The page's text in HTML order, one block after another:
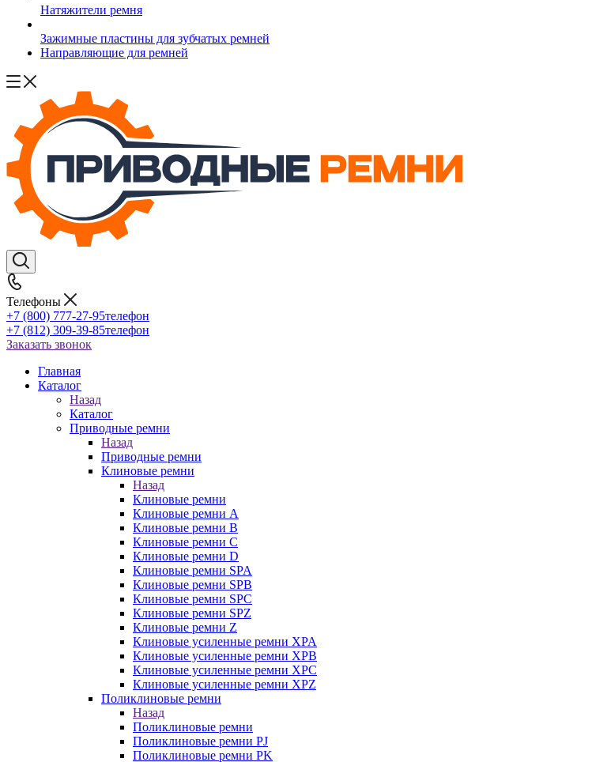
Натяжители ремня
Зажимные пластины для зубчатых ремней
Направляющие для ремней
Телефоны
+7 (800) 777-27-95телефон
+7 (812) 309-39-85телефон
Заказать звонок
Главная
Каталог
Назад
Каталог
Приводные ремни
Назад
Приводные ремни
Клиновые ремни
Назад
Клиновые ремни
Клиновые ремни A
Клиновые ремни B
Клиновые ремни C
Клиновые ремни D
Клиновые ремни SPA
Клиновые ремни SPB
Клиновые ремни SPC
Клиновые ремни SPZ
Клиновые ремни Z
Клиновые усиленные ремни XPA
Клиновые усиленные ремни XPB
Клиновые усиленные ремни XPC
Клиновые усиленные ремни XPZ
Поликлиновые ремни
Назад
Поликлиновые ремни
Поликлиновые ремни PJ
Поликлиновые ремни PK